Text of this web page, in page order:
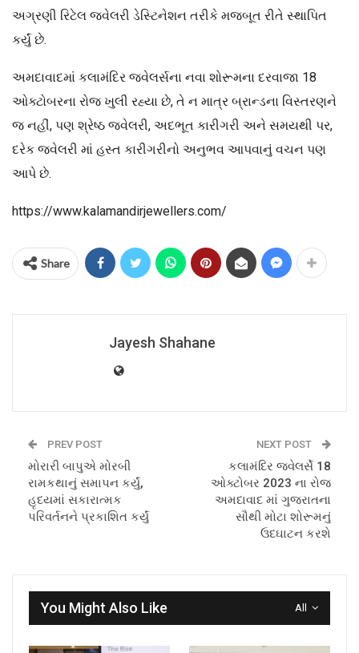
અગ્રણી રિટેલ જ્વેલરી ડેસ્ટિનેશન તરીકે મજબૂત રીતે સ્થાપિત
કર્યું છે.
અમદાવાદમાં કલામંદિર જ્વેલર્સના નવા શોરૂમના દરવાજા 18
ઓક્ટોબરના રોજ ખુલી રહ્યા છે, તે ન માત્ર બ્રાન્ડના વિસ્તરણને
જ નહીં, પણ શ્રેષ્ઠ જ્વેલરી, અદભૂત કારીગરી અને સમયથી પર,
દરેક જ્વેલરી માં હસ્ત કારીગરીનો અનુભવ આપવાનું વચન પણ
આપે છે.
https://www.kalamandirjewellers.com/
Share
Jayesh Shahane
PREV POST
મોરારી બાપુએ મોરબી
રામકથાનું સમાપન કર્યું,
હૃદયમાં સકારાત્મક
પરિવર્તનને પ્રકાશિત કર્યું
NEXT POST
કલામંદિર જ્વેલર્સે 18
ઓક્ટોબર 2023 ના રોજ
અમદાવાદ માં ગુજરાતના
સૌથી મોટા શોરૂમનું
ઉદઘાટન કરશે
All
You Might Also Like